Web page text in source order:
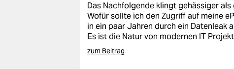
epaper login
Das Nachfolgende klingt gehässiger als
Wofür sollte ich den Zugriff auf meine
in ein paar Jahren durch ein Datenleak
Es ist die Natur von modernen IT
zum Beitrag